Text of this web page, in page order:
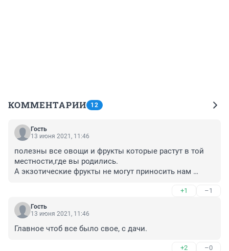
КОММЕНТАРИИ 12
Гость
13 июня 2021, 11:46
полезны все овощи и фрукты которые растут в той
местности,где вы родились.
А экзотические фрукты не могут приносить нам
+1 –1
Гость
13 июня 2021, 11:46
Главное чтоб все было свое, с дачи.
+2 –0